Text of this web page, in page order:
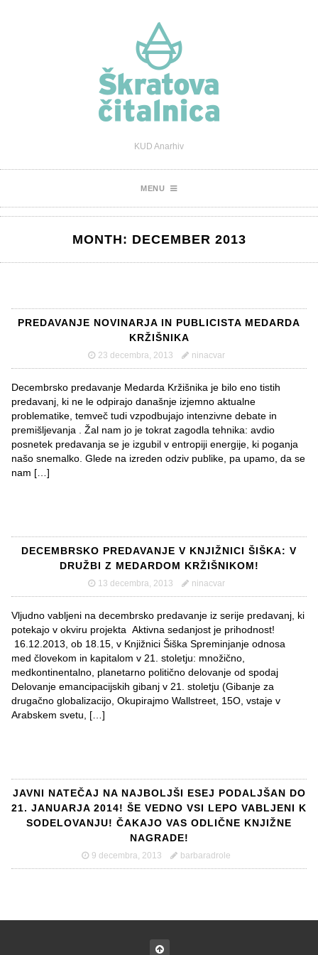
KUD Anarhiv
MENU
MONTH: DECEMBER 2013
PREDAVANJE NOVINARJA IN PUBLICISTA MEDARDA
KRŽIŠNIKA
23 decembra, 2013 ninacvar
Decembrsko predavanje Medarda Kržišnika je bilo eno tistih
predavanj, ki ne le odpirajo današnje izjemno aktualne
problematike, temveč tudi vzpodbujajo intenzivne debate in
premišljevanja . Žal nam jo je tokrat zagodla tehnika: avdio
posnetek predavanja se je izgubil v entropiji energije, ki poganja
našo snemalko. Glede na izreden odziv publike, pa upamo, da se
nam […]
DECEMBRSKO PREDAVANJE V KNJIŽNICI ŠIŠKA: V
DRUŽBI Z MEDARDOM KRŽIŠNIKOM!
13 decembra, 2013 ninacvar
Vljudno vabljeni na decembrsko predavanje iz serije predavanj, ki
potekajo v okviru projekta Aktivna sedanjost je prihodnost!
16.12.2013, ob 18.15, v Knjižnici Šiška Spreminjanje odnosa
med človekom in kapitalom v 21. stoletju: množično,
medkontinentalno, planetarno politično delovanje od spodaj
Delovanje emancipacijskih gibanj v 21. stoletju (Gibanje za
drugačno globalizacijo, Okupirajmo Wallstreet, 15O, vstaje v
Arabskem svetu, […]
JAVNI NATEČAJ NA NAJBOLJŠI ESEJ PODALJŠAN DO
21. JANUARJA 2014! ŠE VEDNO VSI LEPO VABLJENI K
SODELOVANJU! ČAKAJO VAS ODLIČNE KNJIŽNE
NAGRADE!
9 decembra, 2013 barbaradrole